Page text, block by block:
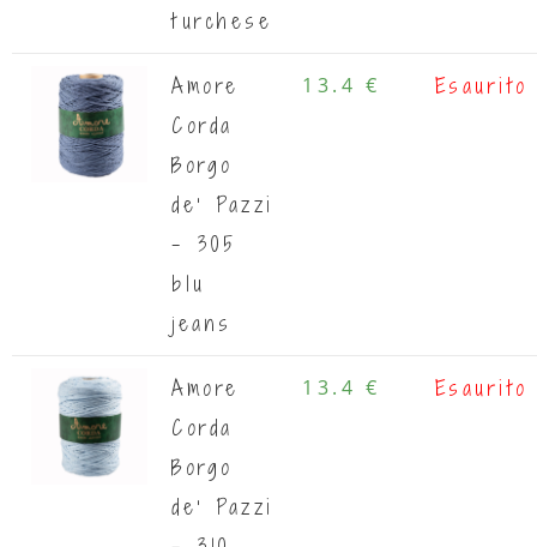
turchese
Amore
Corda
Borgo
de' Pazzi
- 305
blu
jeans
13.4 € Esaurito
Amore
Corda
Borgo
de' Pazzi
13.4 € Esaurito